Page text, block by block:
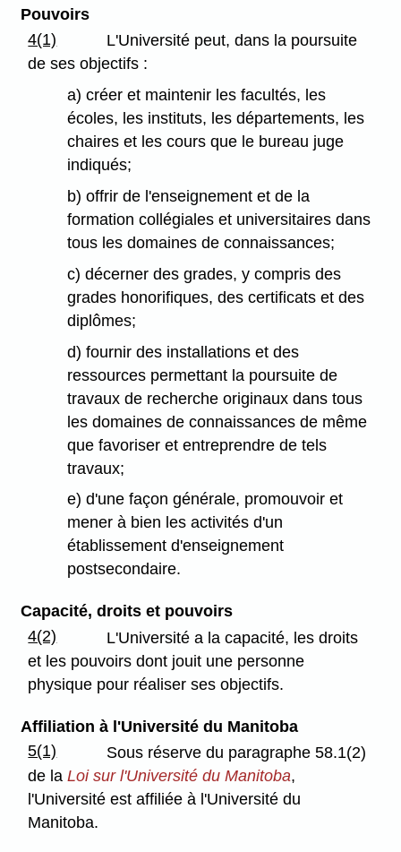
Pouvoirs
4(1)
L'Université peut, dans la poursuite
de ses objectifs :
a) créer et maintenir les facultés, les
écoles, les instituts, les départements, les
chaires et les cours que le bureau juge
indiqués;
b) offrir de l'enseignement et de la
formation collégiales et universitaires dans
tous les domaines de connaissances;
c) décerner des grades, y compris des
grades honorifiques, des certificats et des
diplômes;
d) fournir des installations et des
ressources permettant la poursuite de
travaux de recherche originaux dans tous
les domaines de connaissances de même
que favoriser et entreprendre de tels
travaux;
e) d'une façon générale, promouvoir et
mener à bien les activités d'un
établissement d'enseignement
postsecondaire.
Capacité, droits et pouvoirs
4(2)
L'Université a la capacité, les droits
et les pouvoirs dont jouit une personne
physique pour réaliser ses objectifs.
Affiliation à l'Université du Manitoba
5(1)
Sous réserve du paragraphe 58.1(2)
de laLoi sur l'Université du Manitoba,
l'Université est affiliée à l'Université du
Manitoba.